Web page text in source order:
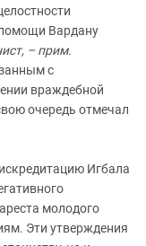
Вардану
– прим.
с
враждебной
очередь отмечал
Игбала
молодого
Эти утверждения